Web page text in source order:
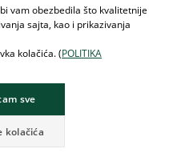
vam obezbedila što kvalitetnije
sajta, kao i prikazivanja
kolačića. (POLITIKA
sve
kolačića